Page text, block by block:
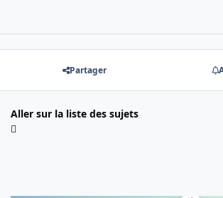
Partager
Aller sur la liste des sujets